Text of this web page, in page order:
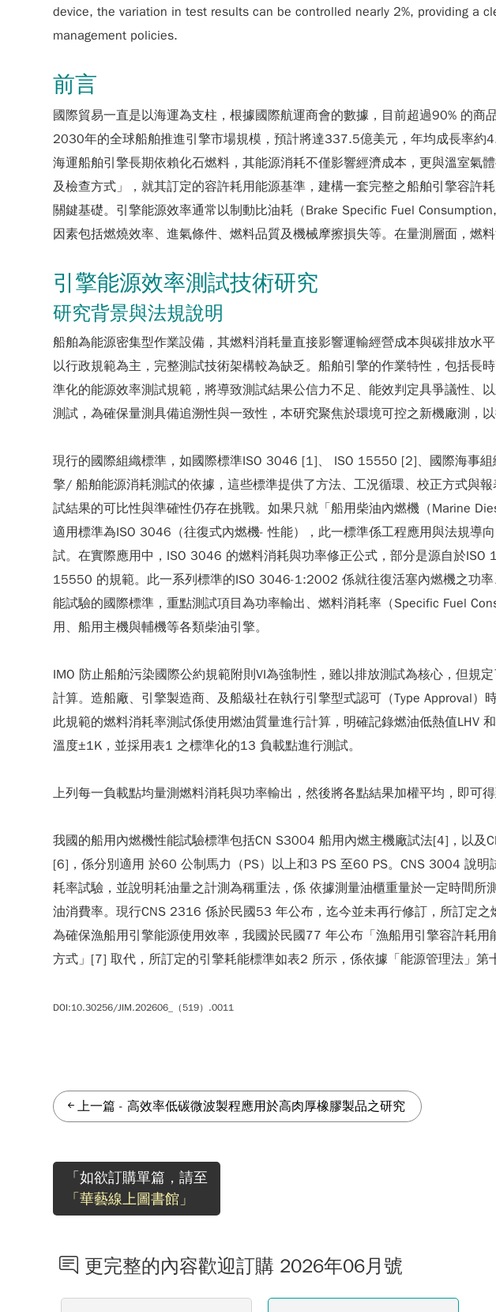
device, the variation in test results can be controlled nearly 2%, providing a
management policies.
前言
國際貿易一直是以海運為支柱，根據國際航運商會的數據，目前超過90% 的
2030年的全球船舶推進引擎市場規模，預計將達337.5億美元，年均成長率約
海運船舶引擎長期依賴化石燃料，其能源消耗不僅影響經濟成本，更與溫室
及檢查方式」，就其訂定的容許耗用能源基準，建構一套完整之船舶引擎容許
關鍵基礎。引擎能源效率通常以制動比油耗（Brake Specific Fuel
因素包括燃燒效率、進氣條件、燃料品質及機械摩擦損失等。在量測層面，燃
引擎能源效率測試技術研究
研究背景與法規說明
船舶為能源密集型作業設備，其燃料消耗量直接影響運輸經營成本與碳排放水
以行政規範為主，完整測試技術架構較為缺乏。船舶引擎的作業特性，包括
準化的能源效率測試規範，將導致測試結果公信力不足、能效判定具爭議性、
測試，為確保量測具備追溯性與一致性，本研究聚焦於環境可控之新機廠測，
現行的國際組織標準，如國際標準ISO 3046 [1]、 ISO 15550 [2]、國際海事組
擎/ 船舶能源消耗測試的依據，這些標準提供了方法、工況循環、校正方式與
試結果的可比性與準確性仍存在挑戰。如果只就「船用柴油內燃機（Marine
適用標準為ISO 3046（往復式內燃機- 性能），此一標準係工程應用與法規導
試。在實際應用中，ISO 3046 的燃料消耗與功率修正公式，部分是源自於
15550 的規範。此一系列標準的ISO 3046-1:2002 係就往復活塞內燃機之功
能試驗的國際標準，重點測試項目為功率輸出、燃料消耗率（Specific Fuel
用、船用主機與輔機等各類柴油引擎。
IMO 防止船舶污染國際公約規範附則VI為強制性，雖以排放測試為核心，但規
計算。造船廠、引擎製造商、及船級社在執行引擎型式認可（Type Approval）
此規範的燃料消耗率測試係使用燃油質量進行計算，明確記錄燃油低熱值LHV
溫度±1K，並採用表1 之標準化的13 負載點進行測試。
上列每一負載點均量測燃料消耗與功率輸出，然後將各點結果加權平均，即可
我國的船用內燃機性能試驗標準包括CN S3004 船用內燃主機廠試法[4]，以
[6]，係分別適用 於60 公制馬力（PS）以上和3 PS 至60 PS。CNS 3004 說
耗率試驗，並說明耗油量之計測為稱重法，係 依據測量油櫃重量於一定時間
油消費率。現行CNS 2316 係於民國53 年公布，迄今並未再行修訂，所訂定
為確保漁船用引擎能源使用效率，我國於民國77 年公布「漁船用引擎容許耗
方式」[7] 取代，所訂定的引擎耗能標準如表2 所示，係依據「能源管理法」第
DOI:10.30256/JIM.202606_（519）.0011
上一篇 -高效率低碳微波製程應用於高肉厚橡膠製品之研究
「如欲訂購單篇，請至
「華藝線上圖書館」
更完整的內容歡迎訂購 2026年06月號